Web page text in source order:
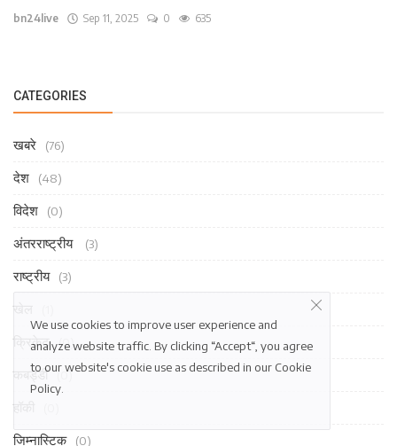
bn24live Sep 11, 2025 0 635
CATEGORIES
खबरे (76)
देश (48)
विदेश (0)
अंतरराष्ट्रीय (3)
राष्ट्रीय (3)
क्रिकेट (0)
कबड्डी (0)
जिम्नास्टिक (0)
We use cookies to improve user experience and
analyze website traffic. By clicking “Accept“, you agree
to our website's cookie use as described in our Cookie
Policy